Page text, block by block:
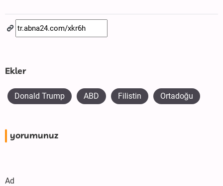
Ekler
Donald Trump ABD Filistin Ortadoğu
yorumunuz
Ad